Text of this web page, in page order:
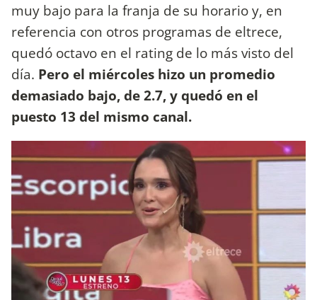
muy bajo para la franja de su horario y, en
referencia con otros programas de eltrece,
quedó octavo en el rating de lo más visto del
día. Pero el miércoles hizo un promedio
demasiado bajo, de 2.7, y quedó en el
puesto 13 del mismo canal.